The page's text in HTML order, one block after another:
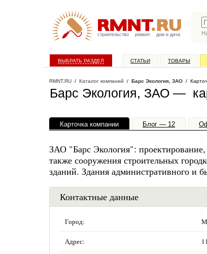
строительство ремонт дом и дача
ВЫБРАТЬ РАЗДЕЛ СТАТЬИ ТОВАРЫ
RMNT.RU / Каталог компаний / Барс Экология, ЗАО /
Барс Экология, ЗАО —
Карточка компании Блог — 12
ЗАО "Барс Экология":
также сооружения строительных
зданий. Здания административного и
Контактные данные
Город:
Адрес: